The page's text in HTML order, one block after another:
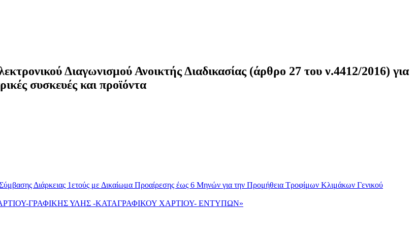
Διαγωνισμού Ανοικτής Διαδικασίας (άρθρο 27 του ν.4412/2016) για
συσκευές και προϊόντα
Διάρκειας 1ετούς με Δικαίωμα Προαίρεσης έως 6 Μηνών για την Προμήθεια Τροφίμων Κλιμάκων Γενικού
ΧΑΡΤΙΟΥ-ΓΡΑΦΙΚΗΣ ΥΛΗΣ -ΚΑΤΑΓΡΑΦΙΚΟΥ ΧΑΡΤΙΟΥ- ΕΝΤΥΠΩΝ»